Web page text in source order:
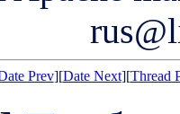
Prev][Date Next][Thread